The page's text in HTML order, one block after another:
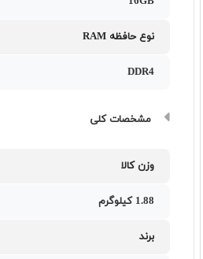
نوع حافظه RAM
DDR4
مشخصات کلی
وزن کالا
1.88 کیلوگرم
برند